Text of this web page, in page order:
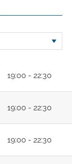
19:00 - 22:30
19:00 - 22:30
19:00 - 22:30